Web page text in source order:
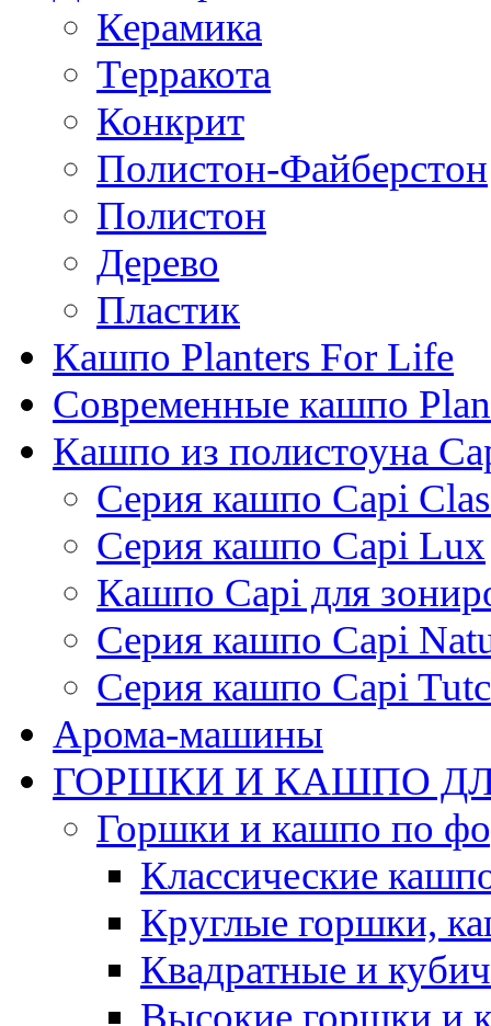
Керамика
Терракота
Конкрит
Полистон-Файберстон
Полистон
Дерево
Пластик
Кашпо Planters For Life
Современные кашпо
Кашпо из полистоуна
Серия кашпо Capi
Серия кашпо Capi Lux
Кашпо Capi для
Серия кашпо Capi
Серия кашпо Capi
Арома-машины
ГОРШКИ И КАШПО
Горшки и кашпо по
Классические
Круглые горшки,
Квадратные и
Высокие горшки и